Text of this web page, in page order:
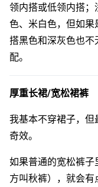
领内搭或低领内搭
色、米白色，但如
搭黑色和深灰色也
配。
厚重长裙/宽松裙裤
我基本不穿裙子，
奇效。
如果普通的宽松裤
方叫秋裤），就会